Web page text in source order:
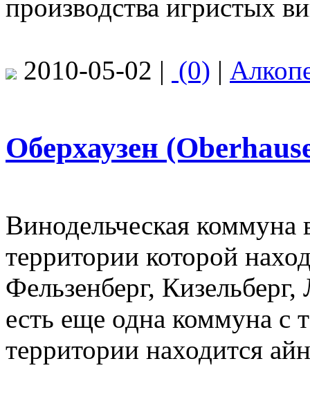
производства игристых
2010-05-02 | (0) |
Оберхаузен
Винодельческая коммуна
территории которой
Фельзенберг,
есть еще одна коммуна с
территории находится